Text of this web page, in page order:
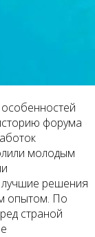
форума
молодым
лучшие решения
опытом. По
страной